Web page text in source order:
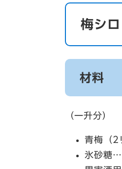
梅シロ
材料
（一升分）
青梅（2
氷砂糖